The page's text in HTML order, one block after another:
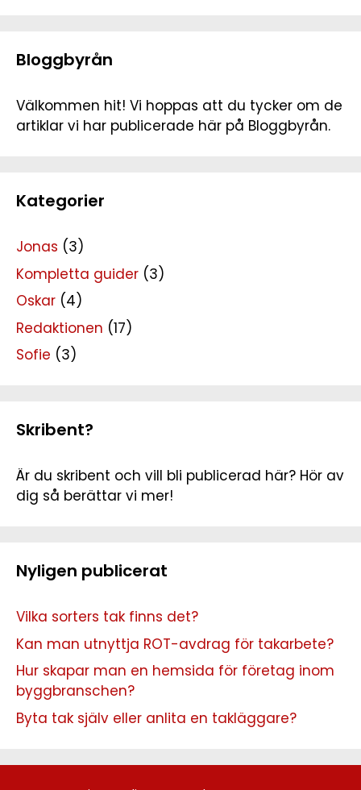
Bloggbyrån
Välkommen hit! Vi hoppas att du tycker om de
artiklar vi har publicerade här på Bloggbyrån.
Kategorier
Jonas (3)
Kompletta guider (3)
Oskar (4)
Redaktionen (17)
Sofie (3)
Skribent?
Är du skribent och vill bli publicerad här? Hör av
dig så berättar vi mer!
Nyligen publicerat
Vilka sorters tak finns det?
Kan man utnyttja ROT-avdrag för takarbete?
Hur skapar man en hemsida för företag inom
byggbranschen?
Byta tak själv eller anlita en takläggare?